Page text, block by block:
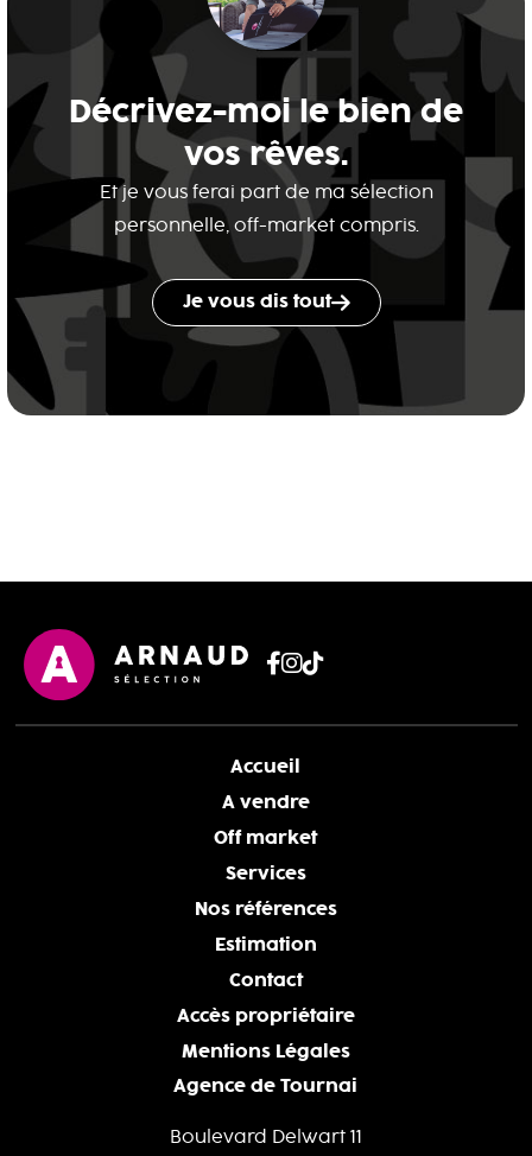
Décrivez-moi le bien de
vos rêves.
Et je vous ferai part de ma sélection
personnelle, off-market compris.
Je vous dis tout
Accueil
A vendre
Off market
Services
Nos références
Estimation
Contact
Accès propriétaire
Mentions Légales
Agence de Tournai
Boulevard Delwart 11